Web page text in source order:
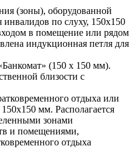
(зоны), оборудованной
по слуху, 150х150
в помещение или рядом
индукционная петля для
(150 х 150 мм).
близости с
отдыха или
мм. Располагается
зонами
и помещениями,
отдыха